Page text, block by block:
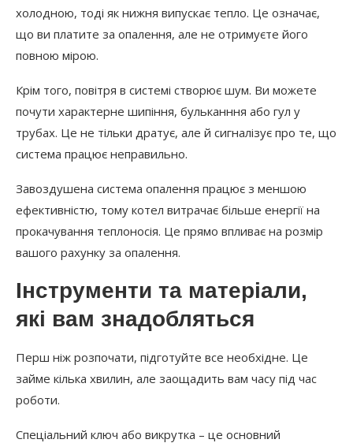
холодною, тоді як нижня випускає тепло. Це означає,
що ви платите за опалення, але не отримуєте його
повною мірою.
Крім того, повітря в системі створює шум. Ви можете
почути характерне шипіння, бульканння або гул у
трубах. Це не тільки дратує, але й сигналізує про те, що
система працює неправильно.
Завоздушена система опалення працює з меншою
ефективністю, тому котел витрачає більше енергії на
прокачування теплоносія. Це прямо впливає на розмір
вашого рахунку за опалення.
Інструменти та матеріали,
які вам знадобляться
Перш ніж розпочати, підготуйте все необхідне. Це
займе кілька хвилин, але заощадить вам часу під час
роботи.
Спеціальний ключ або викрутка – це основний